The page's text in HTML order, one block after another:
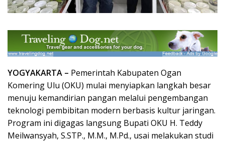
YOGYAKARTA – Pemerintah Kabupaten Ogan
Komering Ulu (OKU) mulai menyiapkan langkah besar
menuju kemandirian pangan melalui pengembangan
teknologi pembibitan modern berbasis kultur jaringan.
Program ini digagas langsung Bupati OKU H. Teddy
Meilwansyah, S.STP., M.M., M.Pd., usai melakukan studi